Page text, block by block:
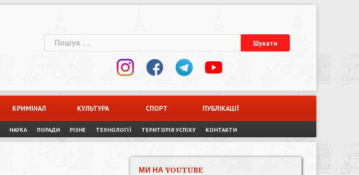
Пошук:
КРИМІНАЛ КУЛЬТУРА СПОРТ ПУБЛІКАЦІЇ
НАУКА ПОРАДИ РІЗНЕ ТЕХНОЛОГІЇ ТЕРИТОРІЯ УСПІХУ КОНТАКТИ
МИ НА YOUTUBE